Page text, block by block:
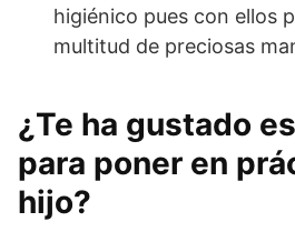
higiénico pues con ellos
multitud de preciosas
¿Te ha gustado
para poner en
hijo?